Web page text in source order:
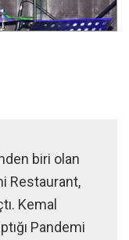
biri olan
Restaurant,
Kemal
Pandemi